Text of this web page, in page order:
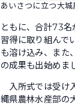
あいさつに立つ大
ともに、合計73
習得に取り組んで
も溶け込み、また
の成果も出始めま
入所式では受け
縄県農林水産部の